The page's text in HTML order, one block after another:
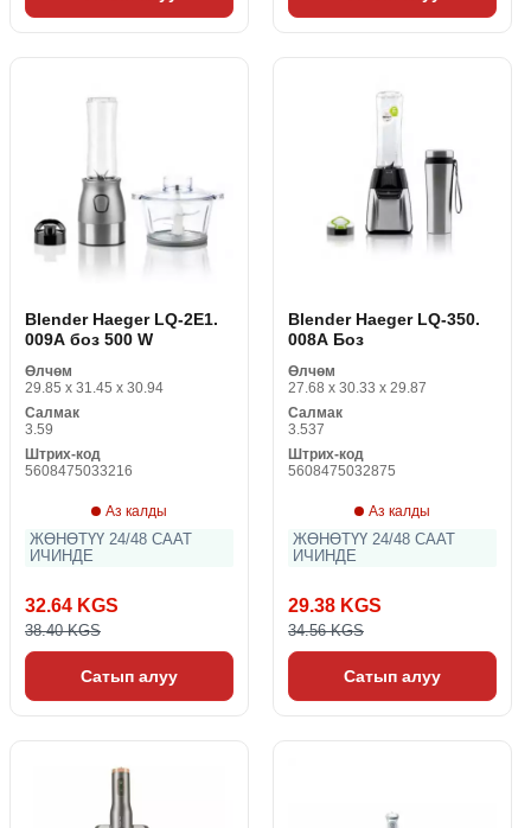
Blender Haeger LQ-2E1.
009A боз 500 W
Өлчөм
29.85 x 31.45 x 30.94
Салмак
3.59
Штрих-код
5608475033216
Аз калды
ЖӨНӨТҮҮ 24/48 СААТ
ИЧИНДЕ
32.64 KGS
38.40 KGS
Сатып алуу
Blender Haeger LQ-350.
008A Боз
Өлчөм
27.68 x 30.33 x 29.87
Салмак
3.537
Штрих-код
5608475032875
Аз калды
ЖӨНӨТҮҮ 24/48 СААТ
ИЧИНДЕ
29.38 KGS
34.56 KGS
Сатып алуу